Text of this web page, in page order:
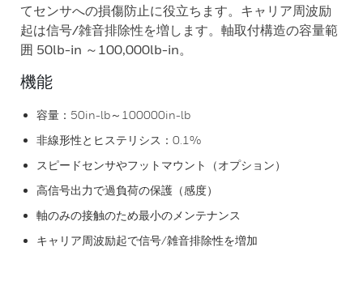
てセンサへの損傷防止に役立ちます。キャリア周波励
起は信号/雑音排除性を増します。軸取付構造の容量範
囲 50lb-in ～100,000lb-in。
機能
容量：50in-lb～100000in-lb
非線形性とヒステリシス：0.1%
スピードセンサやフットマウント（オプション）
高信号出力で過負荷の保護（感度）
軸のみの接触のため最小のメンテナンス
キャリア周波励起で信号/雑音排除性を増加